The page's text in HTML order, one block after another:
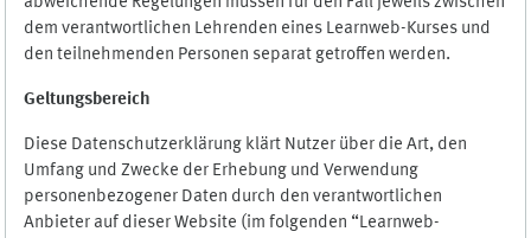
dem verantwortlichen Lehrenden eines Learnweb-Kurses und
den teilnehmenden Personen separat getroffen werden.
Geltungsbereich
Diese Datenschutzerklärung klärt Nutzer über die Art, den
Umfang und Zwecke der Erhebung und Verwendung
personenbezogener Daten durch den verantwortlichen
Anbieter auf dieser Website (im folgenden “Learnweb-